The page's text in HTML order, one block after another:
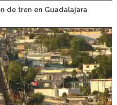
de tren en Guadalajara